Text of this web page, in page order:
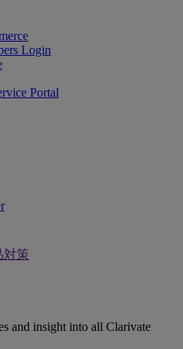
Login
Portal
対策
and insight into all Clarivate